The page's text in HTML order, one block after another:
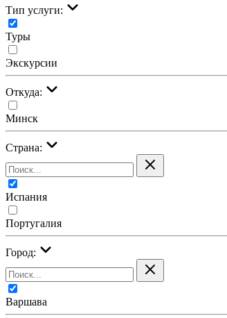
Тип услуги:
Туры
Экскурсии
Откуда:
Минск
Страна:
Испания
Португалия
Город:
Варшава